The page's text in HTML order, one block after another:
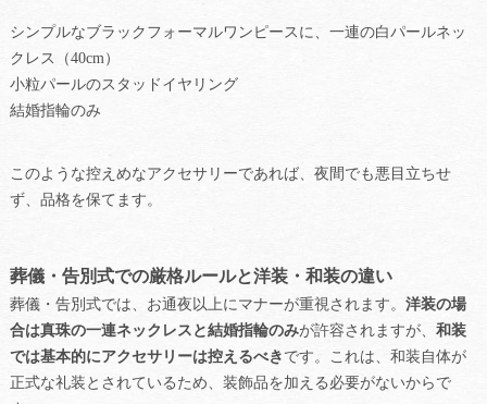
シンプルなブラックフォーマルワンピースに、一連の白パールネッ
クレス（40cm）
小粒パールのスタッドイヤリング
結婚指輪のみ
このような控えめなアクセサリーであれば、夜間でも悪目立ちせ
ず、品格を保てます。
葬儀・告別式での厳格ルールと洋装・和装の違い
葬儀・告別式では、お通夜以上にマナーが重視されます。 洋装の場
合は真珠の一連ネックレスと結婚指輪のみが許容されますが、 和装
では基本的にアクセサリーは控えるべき です。これは、和装自体が
正式な礼装とされているため、装飾品を加える必要がないからで